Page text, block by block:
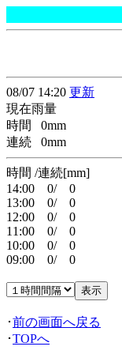
08/07 14:20 更新
現在雨量
時間 0mm
連続 0mm
時間 /連続[mm]
14:00 0/ 0
13:00 0/ 0
12:00 0/ 0
11:00 0/ 0
10:00 0/ 0
09:00 0/ 0
･前の画面へ戻る
･TOPへ